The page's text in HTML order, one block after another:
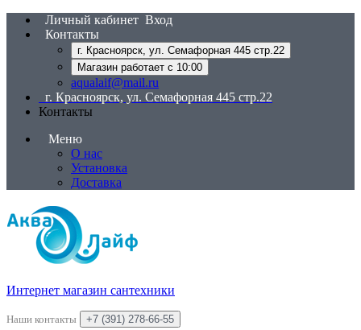
Личный кабинет Вход
Контакты
г. Красноярск, ул. Семафорная 445 стр.22
Магазин работает с 10:00
aqualaif@mail.ru
г. Красноярск, ул. Семафорная 445 стр.22
Контакты
Меню
О нас
Установка
Доставка
Интернет магазин сантехники
Наши контакты +7 (391) 278-66-55